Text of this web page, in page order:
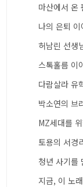
마산에서 온
나의 은퇴 이
허남린 선생
스톡홀름 이
다람살라 유
박소연의 브
MZ세대를
토용의 서경
청년 사기를
지금, 이 노래